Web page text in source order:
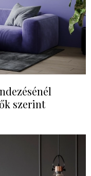
szerint